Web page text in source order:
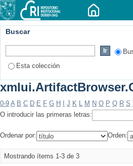
Buscar
Esta colección
0-9 A B C D E F G H J K L M N O P Q R S
O introducir las primeras letras:
Ordenar por: Orden:
Mostrando ítems 1-3 de 3